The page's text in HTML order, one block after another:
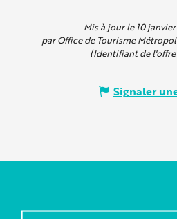
Mis à jour le 10 janvier
par Office de Tourisme
(Identifiant de
Signaler